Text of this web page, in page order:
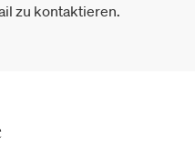
zu kontaktieren.